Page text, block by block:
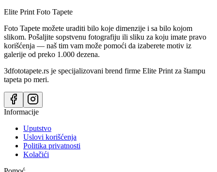
Elite Print Foto Tapete
Foto Tapete možete uraditi bilo koje dimenzije i sa bilo kojom
slikom. Pošaljite sopstvenu fotografiju ili sliku za koju imate pravo
korišćenja — naš tim vam može pomoći da izaberete motiv iz
galerije od preko 1.000 dezena.
3dfototapete.rs je specijalizovani brend firme Elite Print za štampu
tapeta po meri.
Informacije
Uputstvo
Uslovi korišćenja
Politika privatnosti
Kolačići